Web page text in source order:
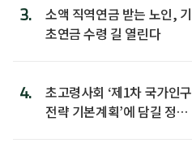
3.
소액 직역연금 받는 노인, 기
초연금 수령 길 열린다
4.
초고령사회 ‘제1차 국가인구
전략 기본계획’에 담길 정책